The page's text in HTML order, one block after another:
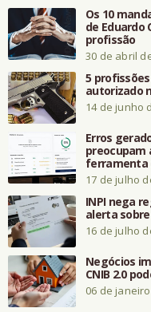
Os 10
de Eduardo
profissão
30 de abril
5
autorizado
14 de junho
Erros
preocupam
ferramenta
17 de julho
INPI nega
alerta
16 de julho
Negócios
CNIB 2.0
06 de